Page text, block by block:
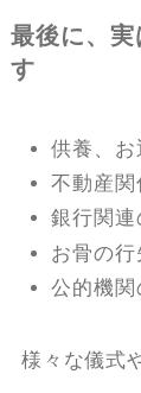
最後に、
す
供養、
不動産関
銀行関連
お骨の
公的機
様々な儀式